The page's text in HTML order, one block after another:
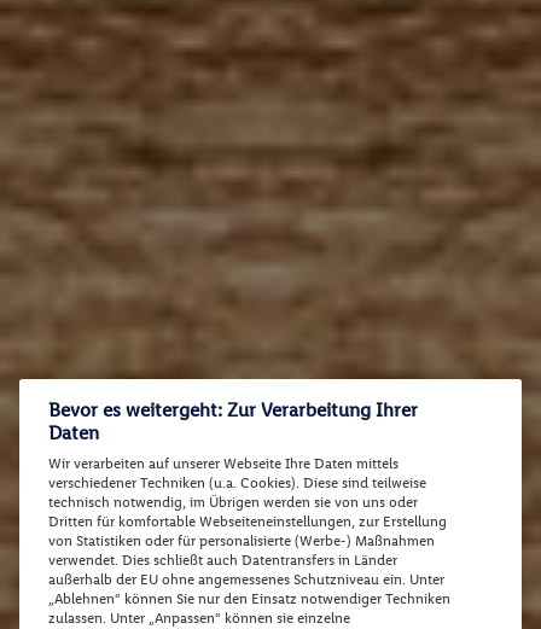
Bevor es weitergeht: Zur Verarbeitung Ihrer
Daten
Wir verarbeiten auf unserer Webseite Ihre Daten mittels
verschiedener Techniken (u.a. Cookies). Diese sind teilweise
technisch notwendig, im Übrigen werden sie von uns oder
Dritten für komfortable Webseiteneinstellungen, zur Erstellung
von Statistiken oder für personalisierte (Werbe-) Maßnahmen
verwendet. Dies schließt auch Datentransfers in Länder
außerhalb der EU ohne angemessenes Schutzniveau ein. Unter
„Ablehnen“ können Sie nur den Einsatz notwendiger Techniken
zulassen. Unter „Anpassen“ können sie einzelne